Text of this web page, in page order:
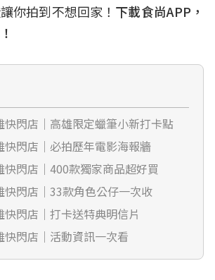
你拍到不想回家！ 下載食尚APP，
快閃店｜高雄限定蠟筆小新打卡點
快閃店｜必拍歷年電影海報牆
快閃店｜400款獨家商品超好買
快閃店｜33款角色公仔一次收
閃店｜打卡送特典明信片
快閃店｜活動資訊一次看